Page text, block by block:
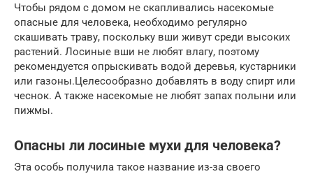
Чтобы рядом с домом не скапливались насекомые
опасные для человека, необходимо регулярно
скашивать траву, поскольку вши живут среди высоких
растений. Лосиные вши не любят влагу, поэтому
рекомендуется опрыскивать водой деревья, кустарники
или газоны.Целесообразно добавлять в воду спирт или
чеснок. А также насекомые не любят запах полыни или
пижмы.
Опасны ли лосиные мухи для человека?
Эта особь получила такое название из-за своего